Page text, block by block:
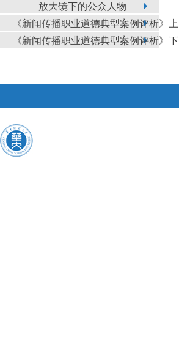
放大镜下的公众人物
《新闻传播职业道德典型案例评析》上
《新闻传播职业道德典型案例评析》下